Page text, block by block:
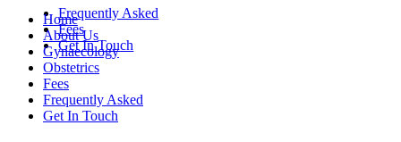
Frequently Asked
Fees
Get In Touch
Home
About Us
Gynaecology
Obstetrics
Fees
Frequently Asked
Get In Touch